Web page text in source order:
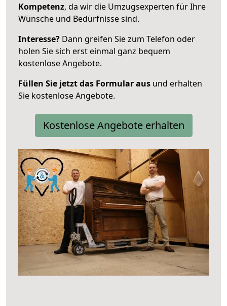
Kompetenz, da wir die Umzugsexperten für Ihre
Wünsche und Bedürfnisse sind.
Interesse? Dann greifen Sie zum Telefon oder
holen Sie sich erst einmal ganz bequem
kostenlose Angebote.
Füllen Sie jetzt das Formular aus und erhalten
Sie kostenlose Angebote.
Kostenlose Angebote erhalten